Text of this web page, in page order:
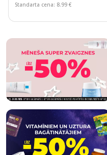
Standarta cena: 8.99 €